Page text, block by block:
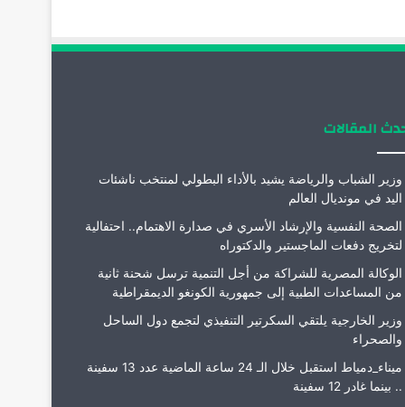
المقالات
وزير الشباب والرياضة يشيد بالأداء البطولي لمنتخب ناشئات
اليد في مونديال العالم
الصحة النفسية والإرشاد الأسري في صدارة الاهتمام.. احتفالية
لتخريج دفعات الماجستير والدكتوراه
الوكالة المصرية للشراكة من أجل التنمية ترسل شحنة ثانية
من المساعدات الطبية إلى جمهورية الكونغو الديمقراطية
وزير الخارجية يلتقي السكرتير التنفيذي لتجمع دول الساحل
والصحراء
ميناء_دمياط استقبل خلال الـ 24 ساعة الماضية عدد 13 سفينة
.. بينما غادر 12 سفينة